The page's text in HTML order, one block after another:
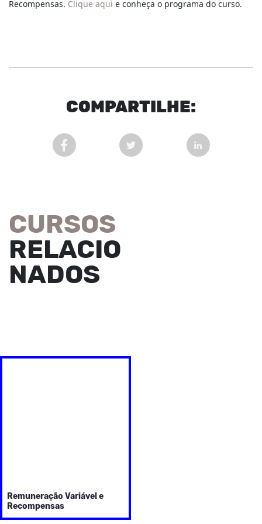
COMPARTILHE:
COMPARTILHAR POST NO FACEBOOK EM NOVA
COMPARTILHAR POST NO
Recompensas. Clique aqui e conheça o programa do curso.
CURSOS
RELACIO
NADOS
Remuneração Variável e
Recompensas
Este é um curso